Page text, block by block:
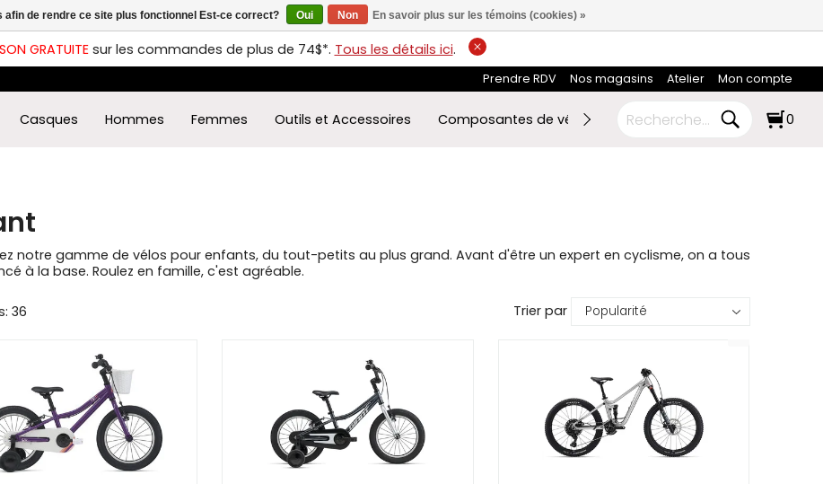
peuvent
GRATUITEsur les commandes de plus de 74$*. Tous les détails ici.
Prendre RDV Nos magasins Atelier Mon compte
Casques Hommes Femmes Outils et Accessoires Composantes de vélo Ski de fond RABAIS FIN DE
0
notre gamme de vélos pour enfants, du tout-petits au plus grand. Avant d'être un expert en cyclisme, on a tous
à la base. Roulez en famille, c'est agréable.
36 Trier par
afin de rendre ce site plus fonctionnel Est-ce correct? Oui Non En savoir plus sur les témoins (cookies) »